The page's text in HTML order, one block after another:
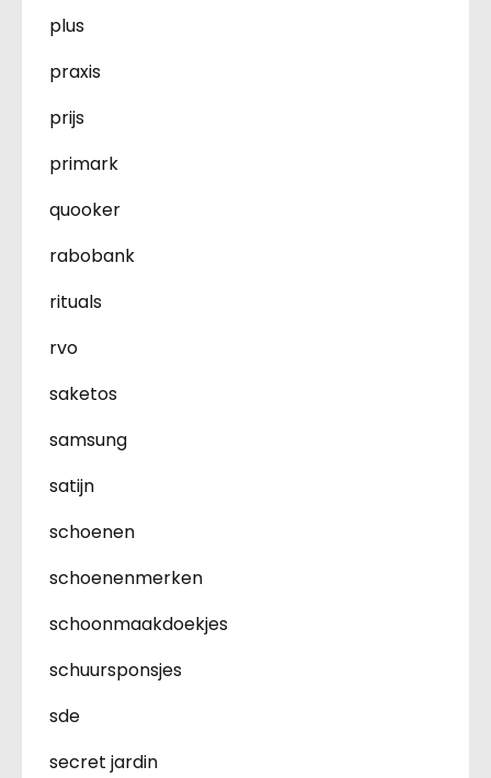
plus
praxis
prijs
primark
quooker
rabobank
rituals
rvo
saketos
samsung
satijn
schoenen
schoenenmerken
schoonmaakdoekjes
schuursponsjes
sde
secret jardin